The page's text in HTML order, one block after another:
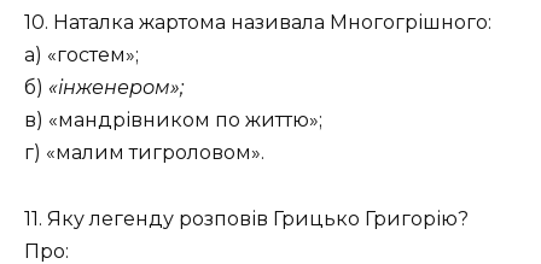
10. Наталка жартома називала Многогрішного:
а) «гостем»;
б) «інженером»;
в) «мандрівником по життю»;
г) «малим тигроловом».
11. Яку легенду розповів Грицько Григорію?
Про: